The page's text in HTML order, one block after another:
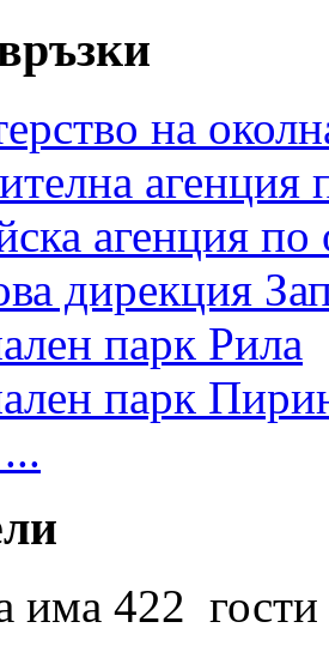
на
агенция
агенция по
дирекция
парк Рила
парк
има 422 гости